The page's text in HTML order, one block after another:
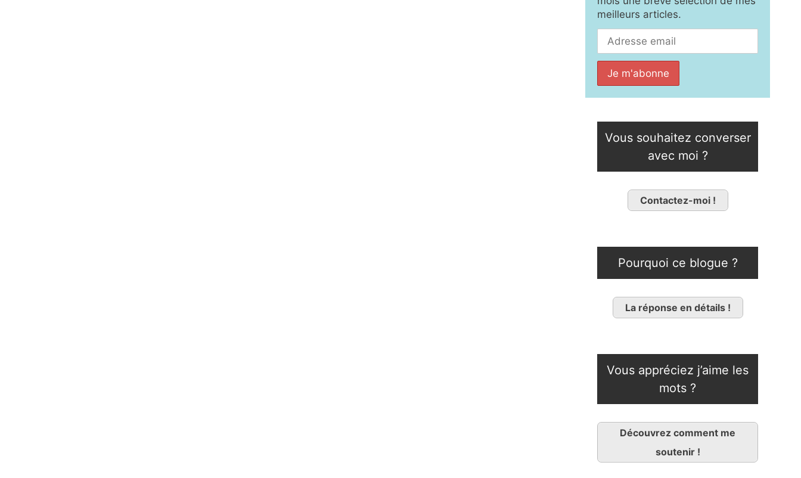
meilleurs articles.
Vous souhaitez converser
avec moi ?
Contactez-moi !
Pourquoi ce blogue ?
La réponse en détails !
Vous appréciez j’aime les
mots ?
Découvrez comment me
soutenir !